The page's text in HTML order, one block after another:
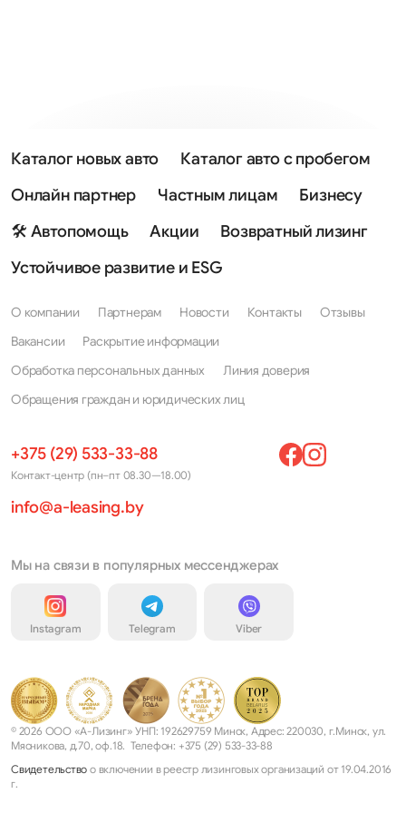
Каталог новых авто
Каталог авто с пробегом
Онлайн партнер
Частным лицам
Бизнесу
🛠 Автопомощь
Акции
Возвратный лизинг
Устойчивое развитие и ESG
О компании Партнерам Новости Контакты
Отзывы
Вакансии
Раскрытие информации
Обработка персональных данных
Линия доверия
Обращения граждан и юридических лиц
+375 (29) 533-33-88
Контакт-центр (пн–пт 08.30—18.00)
info@a-leasing.by
Мы на связи в популярных мессенджерах
Instagram Telegram Viber
© 2026 ООО «А-Лизинг» УНП: 192629759 Минск, Адрес: 220030, г.Минск, ул.
Мясникова, д.70, оф.18. Телефон: +375 (29) 533-33-88
Свидетельство о включении в реестр лизинговых организаций от 19.04.2016
г.